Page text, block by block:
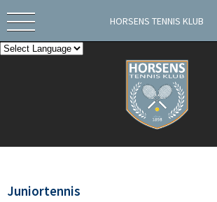
HORSENS TENNIS KLUB
Juniortennis